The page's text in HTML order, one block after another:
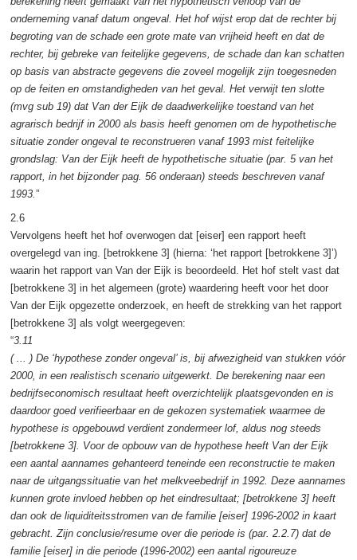
onderneming vanaf datum ongeval. Het hof wijst erop dat de rechter bij
begroting van de schade een grote mate van vrijheid heeft en dat de
rechter, bij gebreke van feitelijke gegevens, de schade dan kan schatten
op basis van abstracte gegevens die zoveel mogelijk zijn toegesneden
op de feiten en omstandigheden van het geval. Het verwijt ten slotte
(mvg sub 19) dat Van der Eijk de daadwerkelijke toestand van het
agrarisch bedrijf in 2000 als basis heeft genomen om de hypothetische
situatie zonder ongeval te reconstrueren vanaf 1993 mist feitelijke
grondslag: Van der Eijk heeft de hypothetische situatie (par. 5 van het
rapport, in het bijzonder pag. 56 onderaan) steeds beschreven vanaf
1993.”
2.6
Vervolgens heeft het hof overwogen dat [eiser] een rapport heeft
overgelegd van ing. [betrokkene 3] (hierna: ‘het rapport [betrokkene 3]’)
waarin het rapport van Van der Eijk is beoordeeld. Het hof stelt vast dat
[betrokkene 3] in het algemeen (grote) waardering heeft voor het door
Van der Eijk opgezette onderzoek, en heeft de strekking van het rapport
[betrokkene 3] als volgt weergegeven:
“3.11
( ... ) De ‘hypothese zonder ongeval’ is, bij afwezigheid van stukken vóór
2000, in een realistisch scenario uitgewerkt. De berekening naar een
bedrijfseconomisch resultaat heeft overzichtelijk plaatsgevonden en is
daardoor goed verifieerbaar en de gekozen systematiek waarmee de
hypothese is opgebouwd verdient zondermeer lof, aldus nog steeds
[betrokkene 3]. Voor de opbouw van de hypothese heeft Van der Eijk
een aantal aannames gehanteerd teneinde een reconstructie te maken
naar de uitgangssituatie van het melkveebedrijf in 1992. Deze aannames
kunnen grote invloed hebben op het eindresultaat; [betrokkene 3] heeft
dan ook de liquiditeitsstromen van de familie [eiser] 1996-2002 in kaart
gebracht. Zijn conclusie/resume over die periode is (par. 2.2.7) dat de
familie [eiser] in die periode (1996-2002) een aantal rigoureuze